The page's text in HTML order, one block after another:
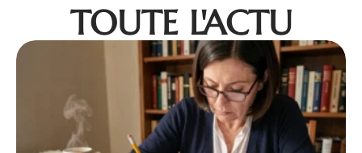
TOUTE L'ACTU